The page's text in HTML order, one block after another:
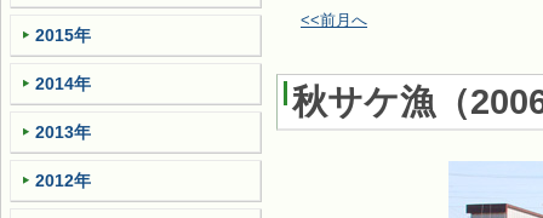
<<前月へ
秋サケ漁 （
2015年
2014年
2013年
2012年